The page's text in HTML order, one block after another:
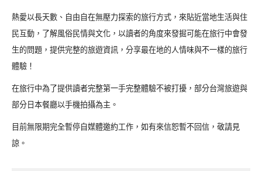
熱愛以長天數、自由自在無壓力探索的旅行方式，來貼近當地生活與住
民互動，了解風俗民情與文化，以讀者的角度來發掘可能在旅行中會發
生的問題，提供完整的旅遊資訊，分享最在地的人情味與不一樣的旅行
體驗！
在旅行中為了提供讀者完整第一手完整體驗不被打擾，部分台灣旅遊與
部分日本餐廳以手機拍攝為主。
目前無限期完全暫停自媒體邀約工作，如有來信恕暫不回信，敬請見
諒。